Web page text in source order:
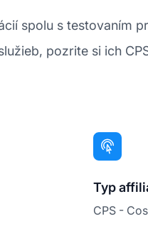
spolu s testovaním
pozrite si ich
Typ
CPS -